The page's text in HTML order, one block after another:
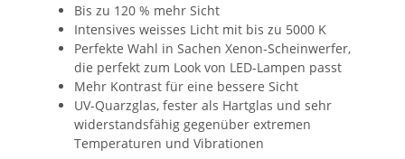
Bis zu 120 % mehr Sicht
Intensives weisses Licht mit bis zu 5000 K
Perfekte Wahl in Sachen Xenon-Scheinwerfer,
die perfekt zum Look von LED-Lampen passt
Mehr Kontrast für eine bessere Sicht
UV-Quarzglas, fester als Hartglas und sehr
widerstandsfähig gegenüber extremen
Temperaturen und Vibrationen